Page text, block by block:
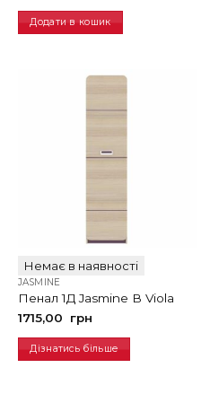
Додати в кошик
Немає в наявності
JASMINE
Пенал 1Д Jasmine В Viola
1715,00
грн
Дізнатись більше